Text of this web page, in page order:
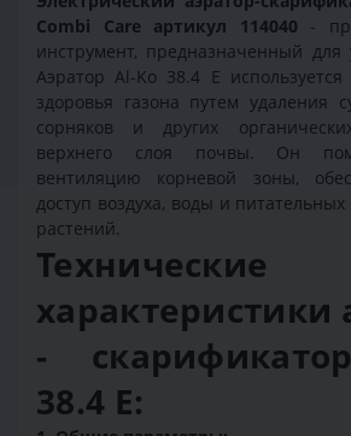
Combi Care артикул 114040 -
инструмент, предназначенный для
Аэратор Al-Ko 38.4 E
здоровья газона путем удаления
сорняков и других
верхнего слоя почвы. Он
вентиляцию корневой зоны,
доступ воздуха, воды и
растений.
Технические
характеристики
-
38.4 E: